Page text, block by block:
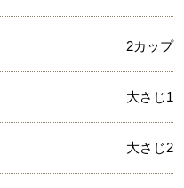
2カップ
大さじ1
大さじ2